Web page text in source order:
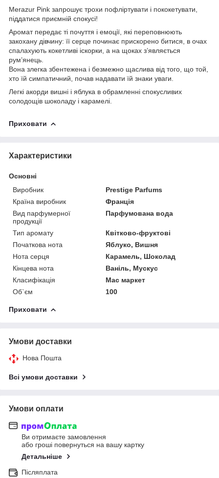
Merazur Pink запрошує трохи пофліртувати і пококетувати,
піддатися приємній спокусі!
Аромат передає ті почуття і емоції, які переповнюють
закохану дівчину: її серце починає прискорено битися, в очах
спалахують кокетливі іскорки, а на щоках з’являється
рум’янець.
Вона злегка збентежена і безмежно щаслива від того, що той,
хто їй симпатичний, почав надавати їй знаки уваги.
Легкі акорди вишні і яблука в обрамленні спокусливих
солодощів шоколаду і карамелі.
Приховати
Характеристики
Основні
Виробник
Prestige Parfums
Країна виробник
Франція
Вид парфумерної
продукції
Парфумована вода
Тип аромату
Квітково-фруктові
Початкова нота
Яблуко, Вишня
Нота серця
Карамель, Шоколад
Кінцева нота
Ваніль, Мускус
Класифікація
Мас маркет
Об`єм
100
Приховати
Умови доставки
Нова Пошта
Всі умови доставки
Умови оплати
Ви отримаєте замовлення
або гроші повернуться на вашу картку
Детальніше
Післяплата